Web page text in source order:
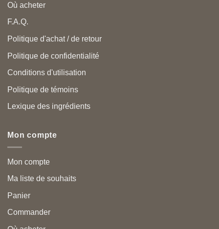
Où acheter
F.A.Q.
Politique d'achat / de retour
Politique de confidentialité
Conditions d'utilisation
Politique de témoins
Lexique des ingrédients
Mon compte
Mon compte
Ma liste de souhaits
Panier
Commander